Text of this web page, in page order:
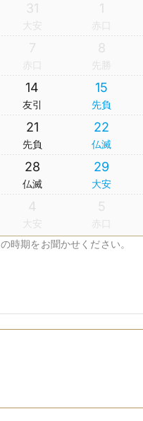
31
大安
1
赤口
7
赤口
8
先勝
14
友引
15
先負
21
先負
22
仏滅
28
仏滅
29
大安
4
大安
5
赤口
時期をお聞かせください。